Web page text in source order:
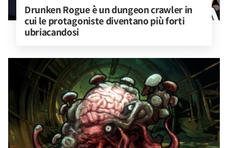
Drunken Rogue è un dungeon crawler in
cui le protagoniste diventano più forti
ubriacandosi